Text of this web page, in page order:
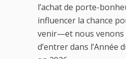
l’achat de porte-
influencer la chance
venir—et nous venons
d’entrer dans l’Année